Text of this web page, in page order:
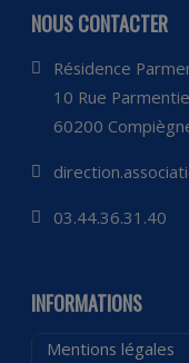
NOUS CONTACTER
Résidence
10 Rue
60200
03.44.36.31.40
INFORMATIONS
Mentions légales